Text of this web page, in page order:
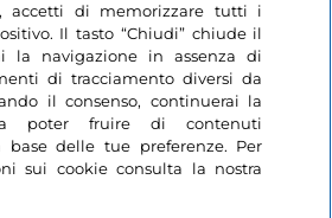
accetti di memorizzare tutti i
Il tasto “Chiudi” chiude il
la navigazione in assenza di
di tracciamento diversi da
il consenso, continuerai la
poter fruire di contenuti
base delle tue preferenze. Per
sui cookie consulta la nostra